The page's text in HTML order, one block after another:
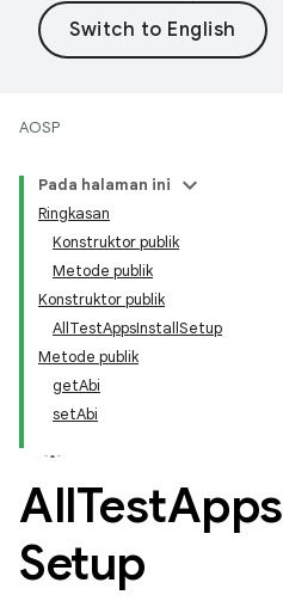
AOSP
Pada halaman ini
Ringkasan
Konstruktor publik
Metode publik
Konstruktor publik
AllTestAppsInstallSetup
Metode publik
getAbi
setAbi
AllTestApps
Setup